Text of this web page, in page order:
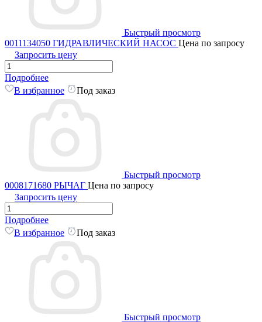
Быстрый просмотр
0011134050 ГИДРАВЛИЧЕСКИЙ НАСОС Цена по запросу
Запросить цену
Подробнее
В избранное
Под заказ
Быстрый просмотр
0008171680 РЫЧАГ Цена по запросу
Запросить цену
Подробнее
В избранное
Под заказ
Быстрый просмотр